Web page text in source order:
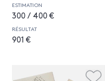
ESTIMATION
300 / 400 €
RÉSULTAT
901 €